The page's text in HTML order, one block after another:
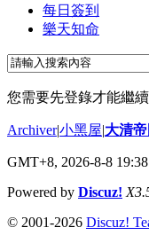
每日簽到
樂天知命
您需要先登錄才能繼
Archiver|小黑屋|大清
GMT+8, 2026-8-8 19:38
Powered by Discuz!
© 2001-2026 Discuz!